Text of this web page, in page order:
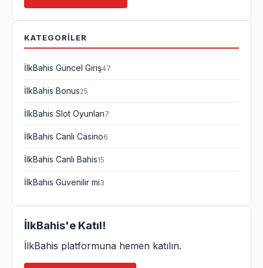
KATEGORILER
İlkBahis Güncel Giriş47
İlkBahis Bonus25
İlkBahis Slot Oyunları7
İlkBahis Canlı Casino6
İlkBahis Canlı Bahis15
İlkBahis Güvenilir mi3
İlkBahis'e Katıl!
İlkBahis platformuna hemen katılın.